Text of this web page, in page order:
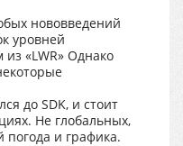
нововведений
уровней
«LWR» Однако
до SDK, и стоит
Не глобальных,
погода и графика.